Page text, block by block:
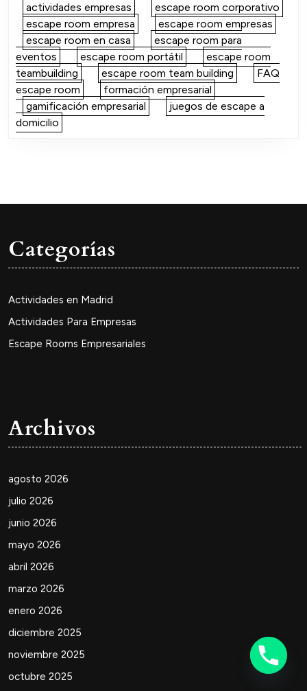
actividades empresas
escape room corporativo
escape room empresa
escape room empresas
escape room en casa
escape room para
eventos
escape room portátil
escape room
teambuilding
escape room team building
FAQ
escape room
formación empresarial
gamificación empresarial
juegos de escape a
domicilio
Categorías
Actividades en Madrid
Actividades Para Empresas
Escape Rooms Empresariales
Archivos
agosto 2026
julio 2026
junio 2026
mayo 2026
abril 2026
marzo 2026
enero 2026
diciembre 2025
noviembre 2025
octubre 2025